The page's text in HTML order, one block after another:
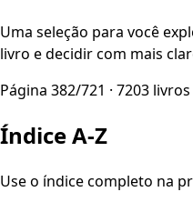
Uma seleção para você
livro e decidir com mais
Página 382/721 · 7203
Índice A-Z
Use o índice completo na